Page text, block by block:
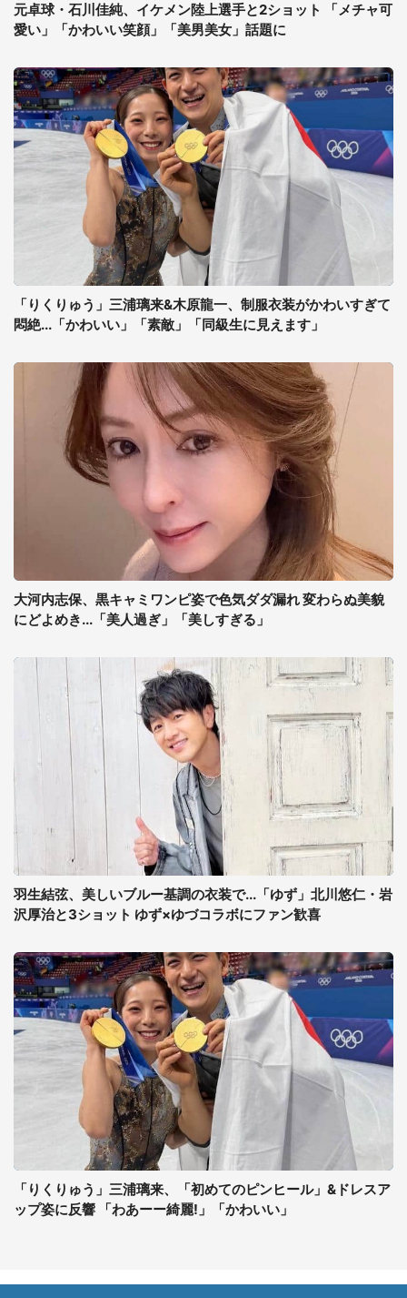
元卓球・石川佳純、イケメン陸上選手と2ショット 「メチャ可
愛い」「かわいい笑顔」「美男美女」話題に
「りくりゅう」三浦璃来&木原龍一、制服衣装がかわいすぎて
悶絶...「かわいい」「素敵」「同級生に見えます」
大河内志保、黒キャミワンピ姿で色気ダダ漏れ 変わらぬ美貌
にどよめき...「美人過ぎ」「美しすぎる」
羽生結弦、美しいブルー基調の衣装で...「ゆず」北川悠仁・岩
沢厚治と3ショット ゆず×ゆづコラボにファン歓喜
「りくりゅう」三浦璃来、「初めてのピンヒール」&ドレスア
ップ姿に反響 「わあーー綺麗!」「かわいい」